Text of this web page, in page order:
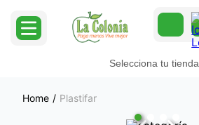
Selecciona tu tienda
Plastifar